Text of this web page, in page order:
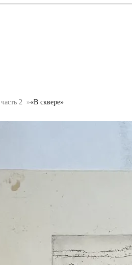
2 «В сквере»